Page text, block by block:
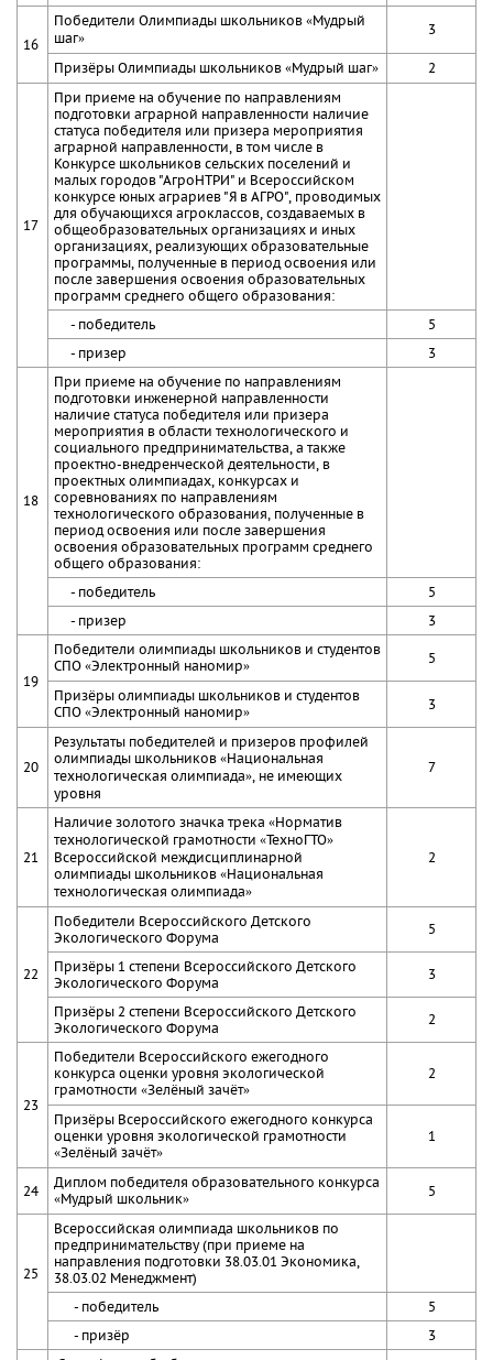
16
Победители Олимпиады школьников «Мудрый
шаг»
3
Призёры Олимпиады школьников «Мудрый шаг» 2
17
При приеме на обучение по направлениям
подготовки аграрной направленности наличие
статуса победителя или призера мероприятия
аграрной направленности, в том числе в
Конкурсе школьников сельских поселений и
малых городов "АгроНТРИ" и Всероссийском
конкурсе юных аграриев "Я в АГРО", проводимых
для обучающихся агроклассов, создаваемых в
общеобразовательных организациях и иных
организациях, реализующих образовательные
программы, полученные в период освоения или
после завершения освоения образовательных
программ среднего общего образования:
- победитель
5
- призер
3
18
При приеме на обучение по направлениям
подготовки инженерной направленности
наличие статуса победителя или призера
мероприятия в области технологического и
социального предпринимательства, а также
проектно-внедренческой деятельности, в
проектных олимпиадах, конкурсах и
соревнованиях по направлениям
технологического образования, полученные в
период освоения или после завершения
освоения образовательных программ среднего
общего образования:
- победитель
5
- призер
3
19
Победители олимпиады школьников и студентов
СПО «Электронный наномир»
5
Призёры олимпиады школьников и студентов
СПО «Электронный наномир»
3
20
Результаты победителей и призеров профилей
олимпиады школьников «Национальная
технологическая олимпиада», не имеющих
уровня
7
21
Наличие золотого значка трека «Норматив
технологической грамотности «ТехноГТО»
Всероссийской междисциплинарной
олимпиады школьников «Национальная
технологическая олимпиада»
2
22
Победители Всероссийского Детского
Экологического Форума
5
Призёры 1 степени Всероссийского Детского
Экологического Форума
3
Призёры 2 степени Всероссийского Детского
Экологического Форума
2
23
Победители Всероссийского ежегодного
конкурса оценки уровня экологической
грамотности «Зелёный зачёт»
2
Призёры Всероссийского ежегодного конкурса
оценки уровня экологической грамотности
«Зелёный зачёт»
1
24
Диплом победителя образовательного конкурса
«Мудрый школьник»
5
25
Всероссийская олимпиада школьников по
предпринимательству (при приеме на
направления подготовки 38.03.01 Экономика,
38.03.02 Менеджмент)
- победитель
5
- призёр
3